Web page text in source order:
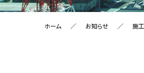
ホーム お知らせ 施